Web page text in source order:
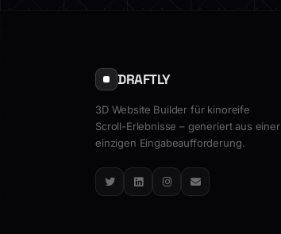
DRAFTLY
3D Website Builder für kinoreife
Scroll-Erlebnisse – generiert aus einer
einzigen Eingabeaufforderung.
TwitterLinkedInInstagram
Email